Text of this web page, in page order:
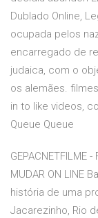
Dublado Online,
ocupada pelos
encarregado de
judaica, com o
os alemães.
in to like videos,
Queue Queue
GEPACNETFILME -
MUDAR ON LINE
história de uma
Jacarezinho, Rio